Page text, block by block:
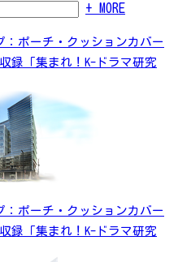
+ MORE
：ポーチ・クッションカバー
録「集まれ！K-ドラマ研究
：ポーチ・クッションカバー
録「集まれ！K-ドラマ研究